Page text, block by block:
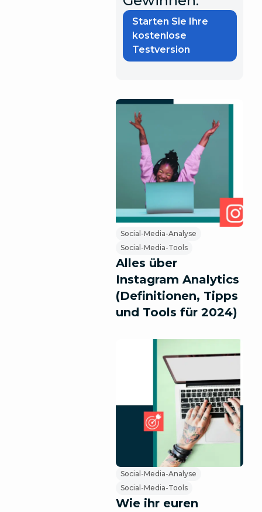
Starten Sie Ihre
kostenlose
Testversion
Social-Media-Analyse
Social-Media-Tools
Alles über
Instagram Analytics
(Definitionen, Tipps
und Tools für 2024)
Social-Media-Analyse
Social-Media-Tools
Wie ihr euren